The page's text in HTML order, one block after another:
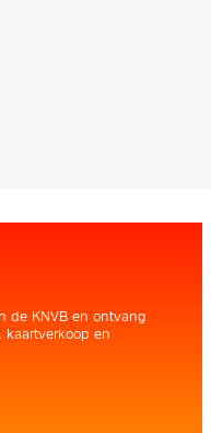
de KNVB en ontvang
kaartverkoop en